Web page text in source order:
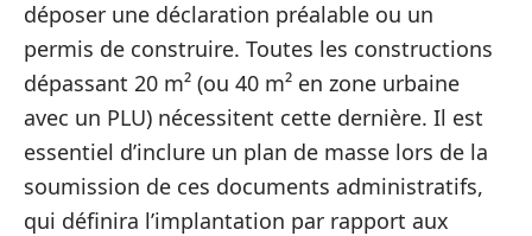
déposer une déclaration préalable ou un
permis de construire. Toutes les constructions
dépassant 20 m² (ou 40 m² en zone urbaine
avec un PLU) nécessitent cette dernière. Il est
essentiel d’inclure un plan de masse lors de la
soumission de ces documents administratifs,
qui définira l’implantation par rapport aux